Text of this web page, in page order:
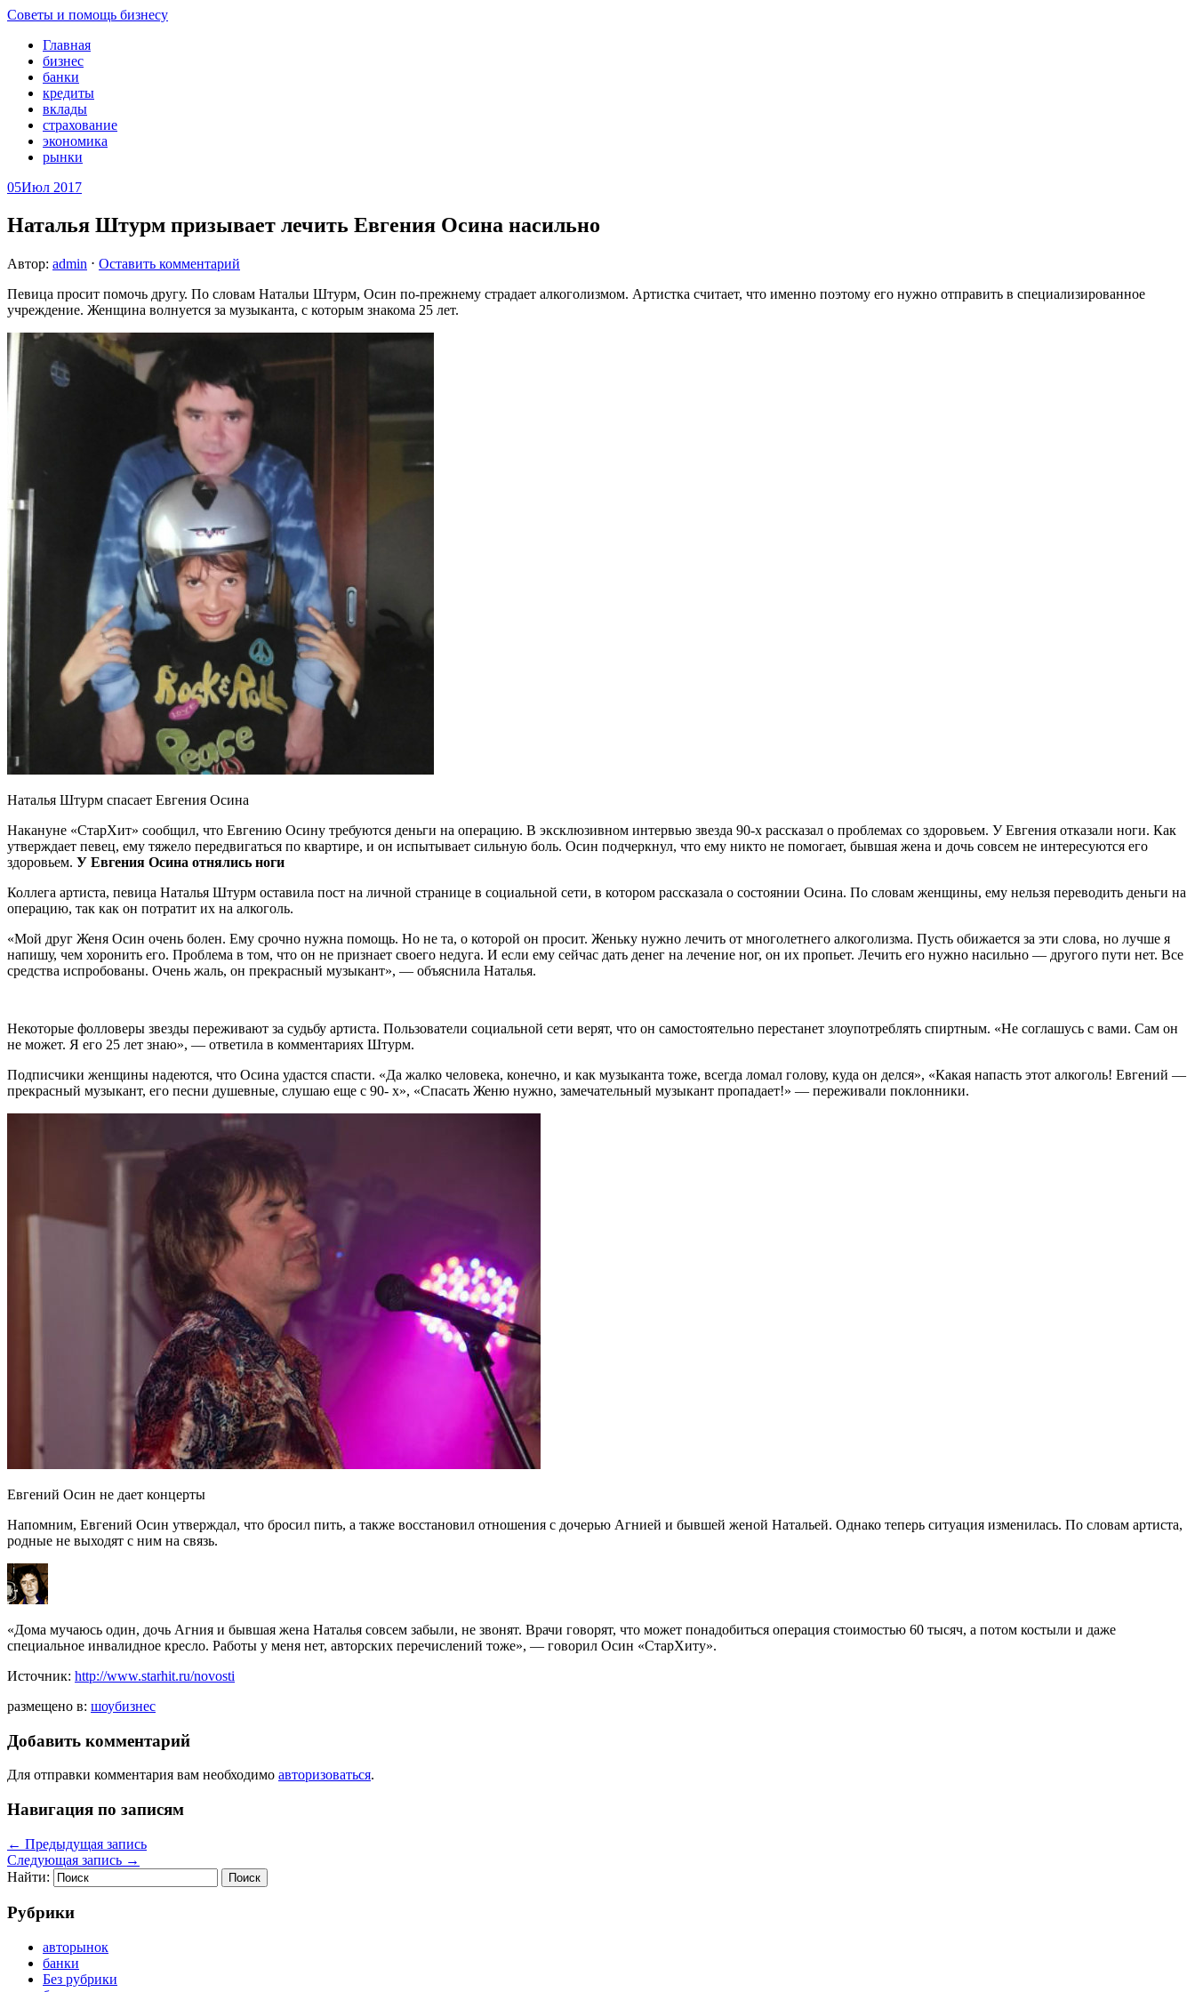
Советы и помощь бизнесу
Главная
бизнес
банки
кредиты
вклады
страхование
экономика
рынки
05Июл 2017
Наталья Штурм призывает лечить Евгения Осина насильно
Автор: admin ⋅ Оставить комментарий
Певица просит помочь другу. По словам Натальи Штурм, Осин по-прежнему страдает алкоголизмом. Артистка считает, что именно поэтому его нужно отправить в специализированное
учреждение. Женщина волнуется за музыканта, с которым знакома 25 лет.
Наталья Штурм спасает Евгения Осина
Накануне «СтарХит» сообщил, что Евгению Осину требуются деньги на операцию. В эксклюзивном интервью звезда 90-х рассказал о проблемах со здоровьем. У Евгения отказали ноги. Как
утверждает певец, ему тяжело передвигаться по квартире, и он испытывает сильную боль. Осин подчеркнул, что ему никто не помогает, бывшая жена и дочь совсем не интересуются его
здоровьем. У Евгения Осина отнялись ноги
Коллега артиста, певица Наталья Штурм оставила пост на личной странице в социальной сети, в котором рассказала о состоянии Осина. По словам женщины, ему нельзя переводить деньги на
операцию, так как он потратит их на алкоголь.
«Мой друг Женя Осин очень болен. Ему срочно нужна помощь. Но не та, о которой он просит. Женьку нужно лечить от многолетнего алкоголизма. Пусть обижается за эти слова, но лучше я
напишу, чем хоронить его. Проблема в том, что он не признает своего недуга. И если ему сейчас дать денег на лечение ног, он их пропьет. Лечить его нужно насильно — другого пути нет. Все
средства испробованы. Очень жаль, он прекрасный музыкант», — объяснила Наталья.
Некоторые фолловеры звезды переживают за судьбу артиста. Пользователи социальной сети верят, что он самостоятельно перестанет злоупотреблять спиртным. «Не соглашусь с вами. Сам он
не может. Я его 25 лет знаю», — ответила в комментариях Штурм.
Подписчики женщины надеются, что Осина удастся спасти. «Да жалко человека, конечно, и как музыканта тоже, всегда ломал голову, куда он делся», «Какая напасть этот алкоголь! Евгений —
прекрасный музыкант, его песни душевные, слушаю еще с 90- х», «Спасать Женю нужно, замечательный музыкант пропадает!» — переживали поклонники.
Евгений Осин не дает концерты
Напомним, Евгений Осин утверждал, что бросил пить, а также восстановил отношения с дочерью Агнией и бывшей женой Натальей. Однако теперь ситуация изменилась. По словам артиста,
родные не выходят с ним на связь.
«Дома мучаюсь один, дочь Агния и бывшая жена Наталья совсем забыли, не звонят. Врачи говорят, что может понадобиться операция стоимостью 60 тысяч, а потом костыли и даже
специальное инвалидное кресло. Работы у меня нет, авторских перечислений тоже», — говорил Осин «СтарХиту».
Источник: http://www.starhit.ru/novosti
размещено в: шоубизнес
Добавить комментарий
Для отправки комментария вам необходимо авторизоваться.
Навигация по записям
← Предыдущая запись
Следующая запись →
Найти:
Рубрики
авторынок
банки
Без рубрики